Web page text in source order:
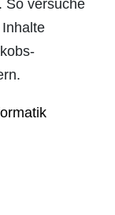
So versuche